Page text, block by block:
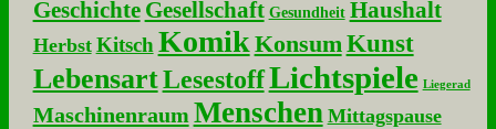
Geschichte Gesellschaft Gesundheit Haushalt
Herbst Kitsch KomikKonsumKunst
LebensartLesestoffLichtspiele Liegerad
Maschinenraum Menschen Mittagspause